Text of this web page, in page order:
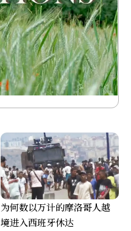
为何数以万计的摩洛哥人越
境进入西班牙休达